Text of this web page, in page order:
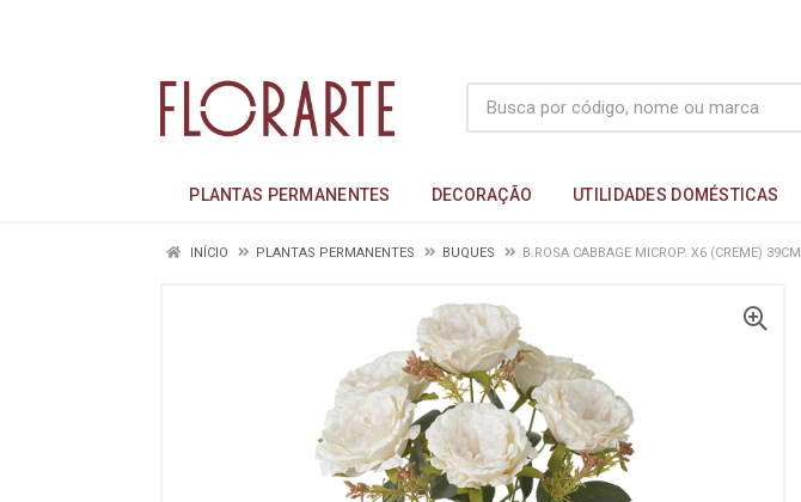
PLANTAS PERMANENTES DECORAÇÃO UTILIDADES DOMÉSTICAS
INÍCIO PLANTAS PERMANENTES BUQUES B.ROSA CABBAGE MICROP. X6 (CREME) 39CM